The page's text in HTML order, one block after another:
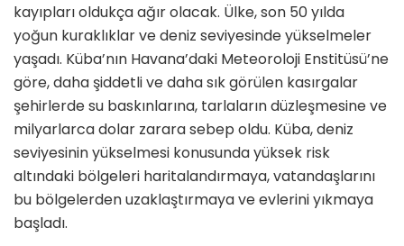
kayıpları oldukça ağır olacak. Ülke, son 50 yılda
yoğun kuraklıklar ve deniz seviyesinde yükselmeler
yaşadı. Küba’nın Havana’daki Meteoroloji Enstitüsü’ne
göre, daha şiddetli ve daha sık görülen kasırgalar
şehirlerde su baskınlarına, tarlaların düzleşmesine ve
milyarlarca dolar zarara sebep oldu. Küba, deniz
seviyesinin yükselmesi konusunda yüksek risk
altındaki bölgeleri haritalandırmaya, vatandaşlarını
bu bölgelerden uzaklaştırmaya ve evlerini yıkmaya
başladı.